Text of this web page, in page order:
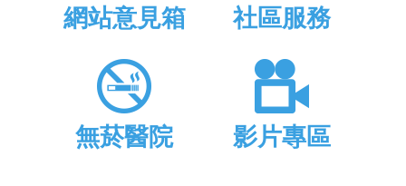
網站意見箱 社區服務
無菸醫院 影片專區